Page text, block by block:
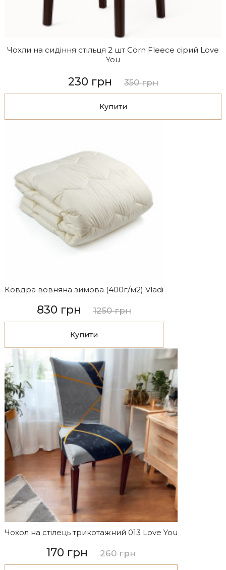
Чохли на сидіння стільця 2 шт Corn Fleece сірий Love
You
230 грн 350 грн
Купити
Ковдра вовняна зимова (400г/м2) Vladi
830 грн 1250 грн
Купити
Чохол на стілець трикотажний 013 Love You
170 грн 260 грн